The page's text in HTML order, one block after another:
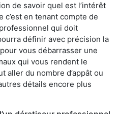
de savoir quel est l’intérêt
c’est en tenant compte de
qui doit
définir avec précision la
vous débarrasser une
qui vous rendent le
aller du nombre d’appât ou
détails encore plus